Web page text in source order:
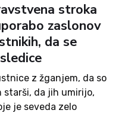
stroka
zaslonov
da se
z žganjem, da so
starši, da jih umirijo,
je seveda zelo